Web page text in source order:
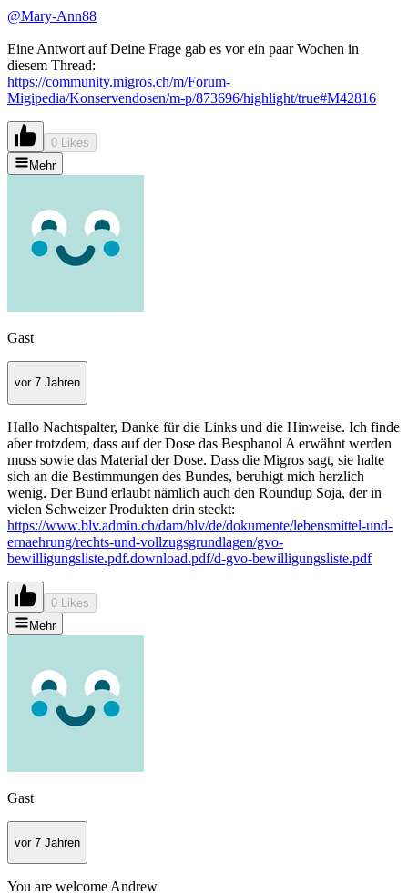
@Mary-Ann88
Eine Antwort auf Deine Frage gab es vor ein paar Wochen in
diesem Thread:
https://community.migros.ch/m/Forum-
Migipedia/Konservendosen/m-p/873696/highlight/true#M42816
0 Likes
Mehr
Gast
vor 7 Jahren
Hallo Nachtspalter, Danke für die Links und die Hinweise. Ich finde
aber trotzdem, dass auf der Dose das Besphanol A erwähnt werden
muss sowie das Material der Dose. Dass die Migros sagt, sie halte
sich an die Bestimmungen des Bundes, beruhigt mich herzlich
wenig. Der Bund erlaubt nämlich auch den Roundup Soja, der in
vielen Schweizer Produkten drin steckt:
https://www.blv.admin.ch/dam/blv/de/dokumente/lebensmittel-und-
ernaehrung/rechts-und-vollzugsgrundlagen/gvo-
bewilligungsliste.pdf.download.pdf/d-gvo-bewilligungsliste.pdf
0 Likes
Mehr
Gast
vor 7 Jahren
You are welcome Andrew